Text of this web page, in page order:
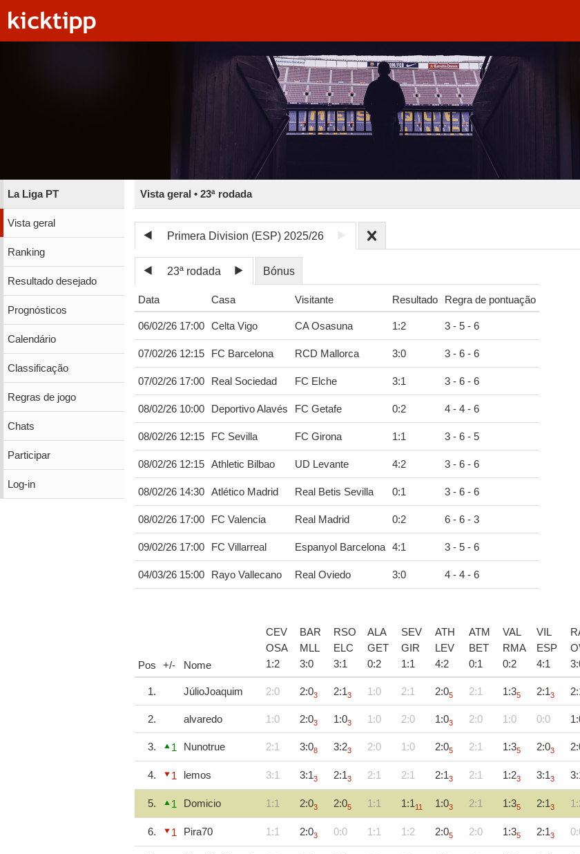
La Liga PT
Vista geral
Ranking
Resultado desejado
Prognósticos
Calendário
Classificação
Regras de jogo
Chats
Participar
Log-in
Vista geral • 23ª rodada
Primera Division (ESP) 2025/26
23ª rodada Bónus
Data Casa Visitante Resultado Regra de pontuação
06/02/26 17:00 Celta Vigo CA Osasuna 1:2 3 - 5 - 6
07/02/26 12:15 FC Barcelona RCD Mallorca 3:0 3 - 6 - 6
07/02/26 17:00 Real Sociedad FC Elche 3:1 3 - 6 - 6
08/02/26 10:00 Deportivo Alavés FC Getafe 0:2 4 - 4 - 6
08/02/26 12:15 FC Sevilla FC Girona 1:1 3 - 6 - 5
08/02/26 12:15 Athletic Bilbao UD Levante 4:2 3 - 6 - 6
08/02/26 14:30 Atlético Madrid Real Betis Sevilla 0:1 3 - 6 - 6
08/02/26 17:00 FC Valencia Real Madrid 0:2 6 - 6 - 3
09/02/26 17:00 FC Villarreal Espanyol Barcelona 4:1 3 - 5 - 6
04/03/26 15:00 Rayo Vallecano Real Oviedo 3:0 4 - 4 - 6
Pos +/- Nome
CEV
OSA
1:2
BAR
MLL
3:0
RSO
ELC
3:1
ALA
GET
0:2
SEV
GIR
1:1
ATH
LEV
4:2
ATM
BET
0:1
VAL
RMA
0:2
VIL
ESP
4:1
3:
1. JúlioJoaquim 2:0 2:03 2:13 1:0 2:1 2:05 2:1 1:35 2:13
2. alvaredo 1:0 2:03 1:03 1:0 2:0 1:03 2:0 1:0 0:0
3. 1 Nunotrue 2:1 3:08 3:23 2:0 1:0 2:05 2:1 1:35 2:03
4. 1 lemos 3:1 3:13 2:13 2:1 2:1 2:13 2:1 1:23 3:13
5. 1 Domicio 1:1 2:03 2:05 1:1 1:111 1:03 2:1 1:35 2:13
6. 1 Pira70 1:1 2:03 0:0 1:1 1:2 2:05 2:0 1:35 2:13